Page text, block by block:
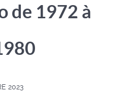
de 1972 à
2023